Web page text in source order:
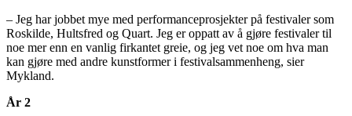
– Jeg har jobbet mye med performanceprosjekter på festivaler som
Roskilde, Hultsfred og Quart. Jeg er oppatt av å gjøre festivaler til
noe mer enn en vanlig firkantet greie, og jeg vet noe om hva man
kan gjøre med andre kunstformer i festivalsammenheng, sier
Mykland.
År 2